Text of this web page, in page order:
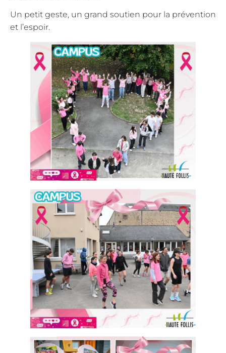
Un petit geste, un grand soutien pour la prévention
et l’espoir.